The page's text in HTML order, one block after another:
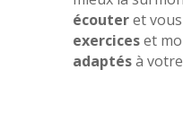
écouteret vous
exerciceset
adaptésà